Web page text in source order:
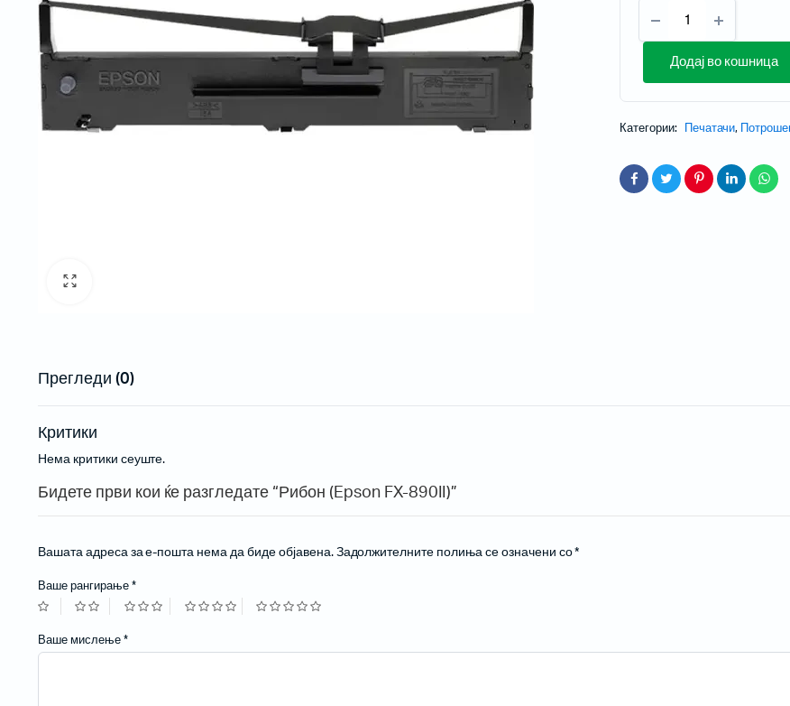
Рибони Преносливи проектори
Жичани бар-код читачи
Додај во кошница
Категории: Печатачи,
Прегледи (0)
Критики
Нема критики сеуште.
Бидете први кои ќе разгледате “Рибон (Epson FX-890II)”
Вашата адреса за е-пошта нема да биде објавена. Задолжителните полиња се означени со*
Ваше рангирање *
Ваше мислење *